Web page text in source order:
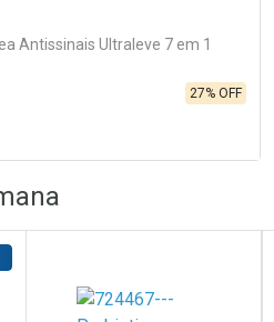
Antissinais Ultraleve 7 em 1
27% OFF